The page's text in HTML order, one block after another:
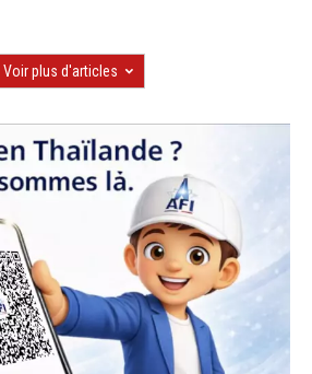
Voir plus d'articles